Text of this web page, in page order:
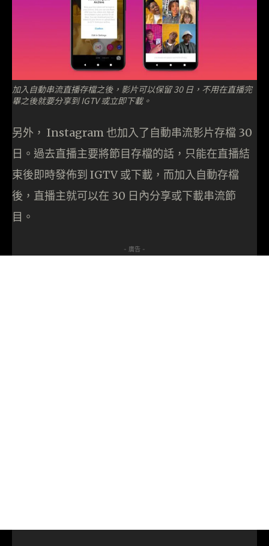
加入自動串流直播存檔之後，影片可以保留 30 日，不用在直播完
畢之後就要分享到 IGTV 或立即下載。
另外， Instagram 也加入了自動串流影片存檔 30
日。過去直播主要將節目存檔的話，只能在直播結
束後即時發佈到 IGTV 或下載，而加入自動存檔
後，直播主就可以在 30 日內分享或下載串流節
目。
- 廣告 -